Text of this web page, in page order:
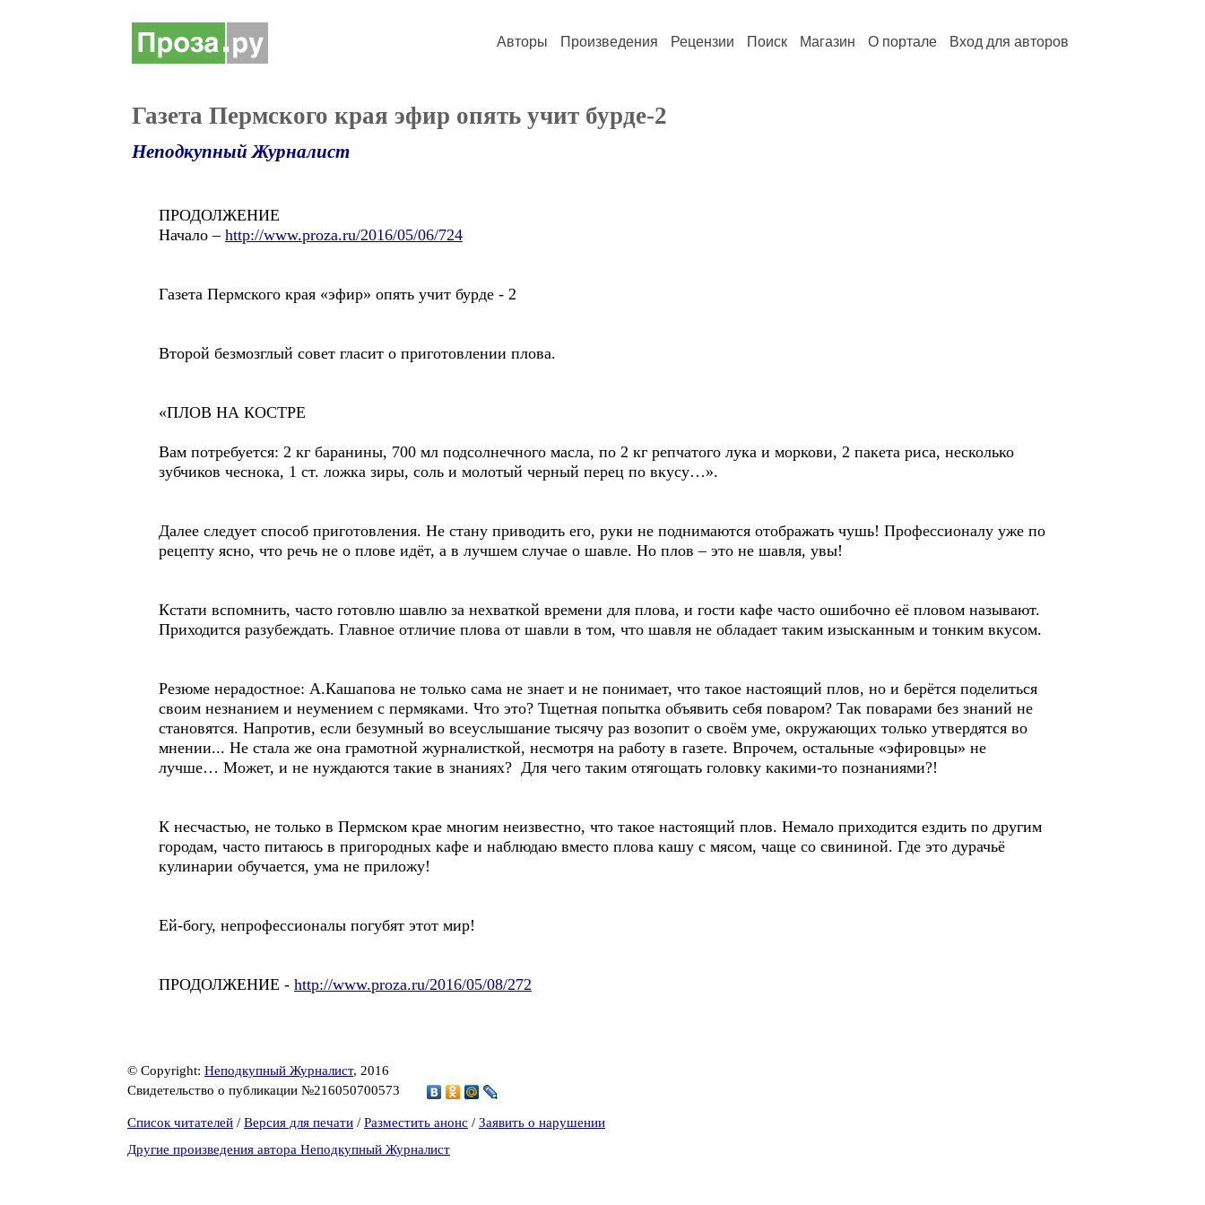
Авторы Произведения Рецензии Поиск Магазин О портале Вход для авторов
Газета Пермского края эфир опять учит бурде-2
Неподкупный Журналист
ПРОДОЛЖЕНИЕ
Начало – http://www.proza.ru/2016/05/06/724
Газета Пермского края «эфир» опять учит бурде - 2
Второй безмозглый совет гласит о приготовлении плова.
«ПЛОВ НА КОСТРЕ
Вам потребуется: 2 кг баранины, 700 мл подсолнечного масла, по 2 кг репчатого лука и моркови, 2 пакета риса, несколько
зубчиков чеснока, 1 ст. ложка зиры, соль и молотый черный перец по вкусу…».
Далее следует способ приготовления. Не стану приводить его, руки не поднимаются отображать чушь! Профессионалу уже по
рецепту ясно, что речь не о плове идёт, а в лучшем случае о шавле. Но плов – это не шавля, увы!
Кстати вспомнить, часто готовлю шавлю за нехваткой времени для плова, и гости кафе часто ошибочно её пловом называют.
Приходится разубеждать. Главное отличие плова от шавли в том, что шавля не обладает таким изысканным и тонким вкусом.
Резюме нерадостное: А.Кашапова не только сама не знает и не понимает, что такое настоящий плов, но и берётся поделиться
своим незнанием и неумением с пермяками. Что это? Тщетная попытка объявить себя поваром? Так поварами без знаний не
становятся. Напротив, если безумный во всеуслышание тысячу раз возопит о своём уме, окружающих только утвердятся во
мнении... Не стала же она грамотной журналисткой, несмотря на работу в газете. Впрочем, остальные «эфировцы» не
лучше… Может, и не нуждаются такие в знаниях? Для чего таким отягощать головку какими-то познаниями?!
К несчастью, не только в Пермском крае многим неизвестно, что такое настоящий плов. Немало приходится ездить по другим
городам, часто питаюсь в пригородных кафе и наблюдаю вместо плова кашу с мясом, чаще со свининой. Где это дурачьё
кулинарии обучается, ума не приложу!
Ей-богу, непрофессионалы погубят этот мир!
ПРОДОЛЖЕНИЕ - http://www.proza.ru/2016/05/08/272
© Copyright: Неподкупный Журналист, 2016
Свидетельство о публикации №216050700573
Список читателей / Версия для печати / Разместить анонс / Заявить о нарушении
Другие произведения автора Неподкупный Журналист